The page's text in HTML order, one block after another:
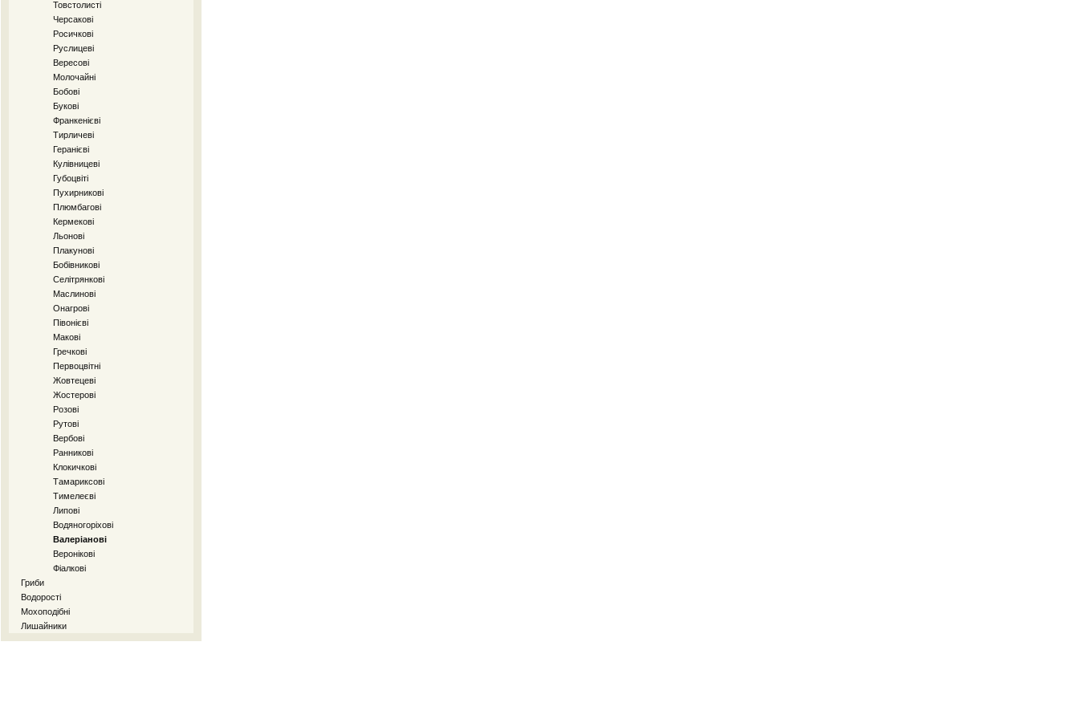
Товстолисті
Черсакові
Росичкові
Руслицеві
Вересові
Молочайні
Бобові
Букові
Франкенієві
Тирличеві
Геранієві
Кулівницеві
Губоцвіті
Пухирникові
Плюмбагові
Кермекові
Льонові
Плакунові
Бобівникові
Селітрянкові
Маслинові
Онагрові
Півонієві
Макові
Гречкові
Первоцвітні
Жовтецеві
Жостерові
Розові
Рутові
Вербові
Ранникові
Клокичкові
Тамариксові
Тимелеєві
Липові
Водяногоріхові
Валеріанові
Веронікові
Фіалкові
Гриби
Водорості
Мохоподібні
Лишайники